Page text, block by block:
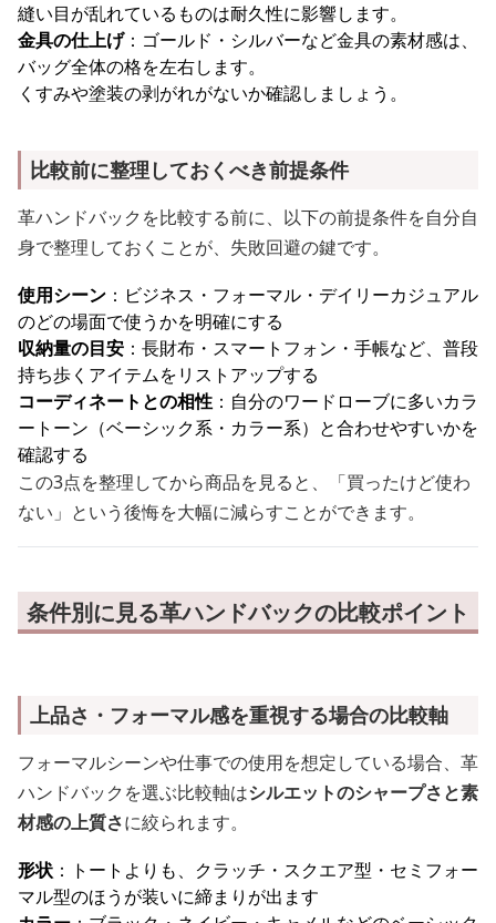
縫い目が乱れているものは耐久性に影響します。
金具の仕上げ：ゴールド・シルバーなど金具の素材感は、
バッグ全体の格を左右します。
くすみや塗装の剥がれがないか確認しましょう。
比較前に整理しておくべき前提条件
革ハンドバックを比較する前に、以下の前提条件を自分自
身で整理しておくことが、失敗回避の鍵です。
使用シーン ：ビジネス・フォーマル・デイリーカジュアル
のどの場面で使うかを明確にする
収納量の目安 ：長財布・スマートフォン・手帳など、普段
持ち歩くアイテムをリストアップする
コーディネートとの相性 ：自分のワードローブに多いカラ
ートーン（ベーシック系・カラー系）と合わせやすいかを
確認する
この3点を整理してから商品を見ると、「買ったけど使わ
ない」という後悔を大幅に減らすことができます。
条件別に見る革ハンドバックの比較ポイント
上品さ・フォーマル感を重視する場合の比較軸
フォーマルシーンや仕事での使用を想定している場合、革
ハンドバックを選ぶ比較軸はシルエットのシャープさと素
材感の上質さに絞られます。
形状 ：トートよりも、クラッチ・スクエア型・セミフォー
マル型のほうが装いに締まりが出ます